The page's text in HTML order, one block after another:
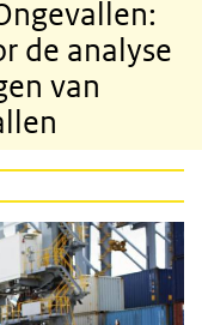
de analyse
van